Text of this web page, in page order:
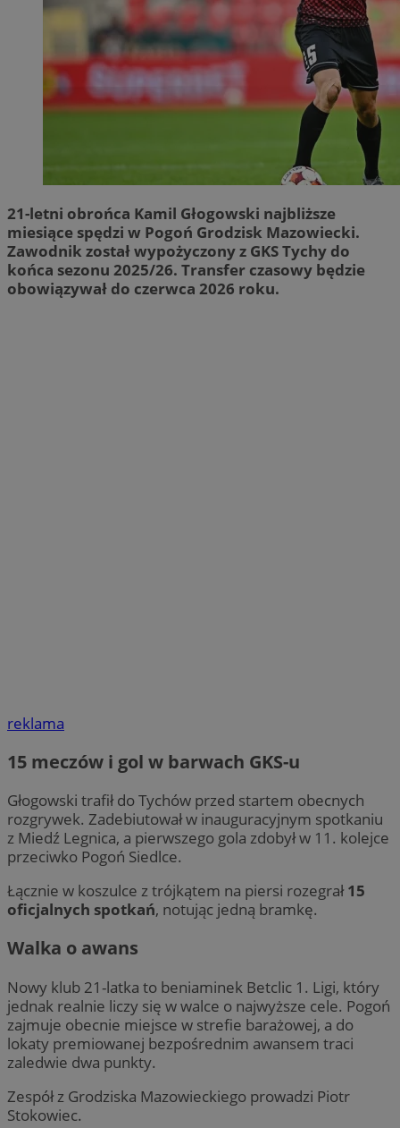
21-letni obrońca Kamil Głogowski najbliższe
miesiące spędzi w Pogoń Grodzisk Mazowiecki.
Zawodnik został wypożyczony z GKS Tychy do
końca sezonu 2025/26. Transfer czasowy będzie
obowiązywał do czerwca 2026 roku.
reklama
15 meczów i gol w barwach GKS-u
Głogowski trafił do Tychów przed startem obecnych
rozgrywek. Zadebiutował w inauguracyjnym spotkaniu
z Miedź Legnica, a pierwszego gola zdobył w 11. kolejce
przeciwko Pogoń Siedlce.
Łącznie w koszulce z trójkątem na piersi rozegrał15
oficjalnych spotkań, notując jedną bramkę.
Walka o awans
Nowy klub 21-latka to beniaminek Betclic 1. Ligi, który
jednak realnie liczy się w walce o najwyższe cele. Pogoń
zajmuje obecnie miejsce w strefie barażowej, a do
lokaty premiowanej bezpośrednim awansem traci
zaledwie dwa punkty.
Zespół z Grodziska Mazowieckiego prowadzi Piotr
Stokowiec.